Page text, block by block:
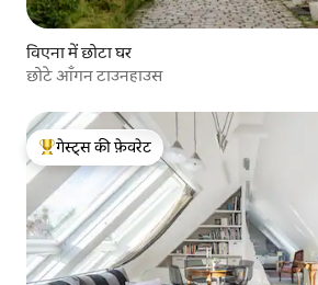
विएना में छोटा घर
छोटे आँगन टाउनहाउस
गेस्ट्स का टॉप फ़ेवरेट
गेस्ट्स की फ़ेवरेट